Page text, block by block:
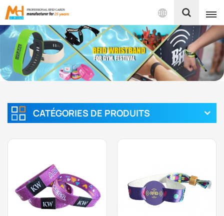
Français
English
Español
CATÉGORIES DE PRODUITS